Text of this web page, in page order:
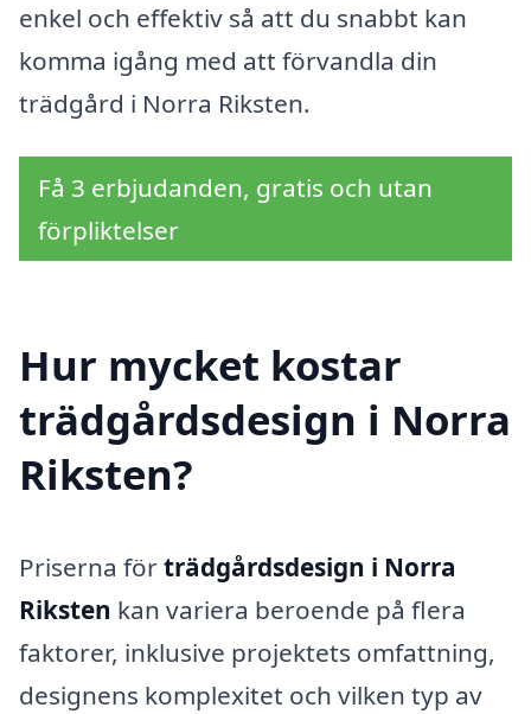
enkel och effektiv så att du snabbt kan
komma igång med att förvandla din
trädgård i Norra Riksten.
Få 3 erbjudanden, gratis och utan
förpliktelser
Hur mycket kostar
trädgårdsdesign i Norra
Riksten?
Priserna förträdgårdsdesign i Norra
Riksten kan variera beroende på flera
faktorer, inklusive projektets omfattning,
designens komplexitet och vilken typ av